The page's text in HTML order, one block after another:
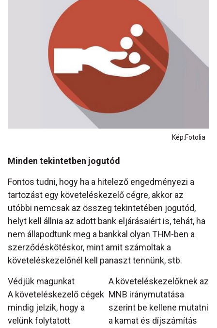
Kép:Fotolia
Minden tekintetben jogutód
Fontos tudni, hogy ha a hitelező engedményezi a
tartozást egy követeléskezelő cégre, akkor az
utóbbi nemcsak az összeg tekintetében jogutód,
helyt kell állnia az adott bank eljárásaiért is, tehát, ha
nem állapodtunk meg a bankkal olyan THM-ben a
szerződéskötéskor, mint amit számoltak a
követeléskezelőnél kell panaszt tennünk, stb.
Védjük magunkat
A követeléskezelő cégek
mindig jelzik, hogy a
velünk folytatott
A követeléskezelőknek az
MNB iránymutatása
szerint be kellene mutatni
a kamat és díjszámítás